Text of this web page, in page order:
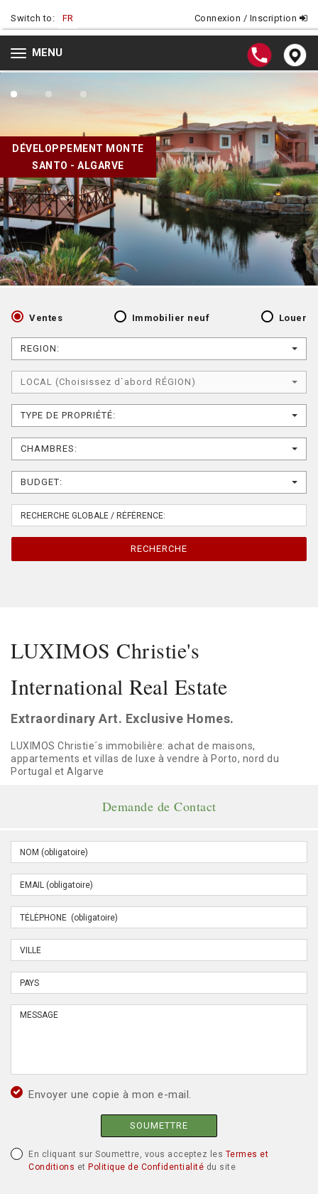
Switch to: FR Connexion / Inscription
Toggle
navigation
MENU
DÉVELOPPEMENT MONTE
SANTO - ALGARVE
Ventes Immobilier neuf Louer
REGION:
LOCAL (Choisissez d`abord RÉGION)
TYPE DE PROPRIÉTÉ:
CHAMBRES:
BUDGET:
RECHERCHE
LUXIMOS Christie's
International Real Estate
Extraordinary Art. Exclusive Homes.
LUXIMOS Christie´s immobilière: achat de maisons,
appartements et villas de luxe à vendre à Porto, nord du
Portugal et Algarve
Demande de Contact
Envoyer une copie à mon e-mail.
SOUMETTRE
En cliquant sur Soumettre, vous acceptez les Termes et
Conditions et Politique de Confidentialité du site